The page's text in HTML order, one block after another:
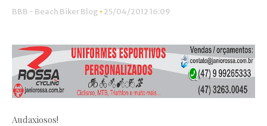
BBB - Beach Biker Blog • 25/04/2012 16:09
Audaxiosos!